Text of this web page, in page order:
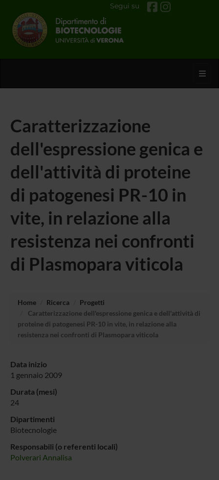
Segui su
Caratterizzazione
dell'espressione genica e
dell'attività di proteine
di patogenesi PR-10 in
vite, in relazione alla
resistenza nei confronti
di Plasmopara viticola
Home Ricerca
Progetti
Caratterizzazione dell'espressione genica e dell'attività di
proteine di patogenesi PR-10 in vite, in relazione alla
resistenza nei confronti di Plasmopara viticola
Data inizio
1 gennaio 2009
Durata (mesi)
24
Dipartimenti
Biotecnologie
Responsabili (o referenti locali)
Polverari Annalisa